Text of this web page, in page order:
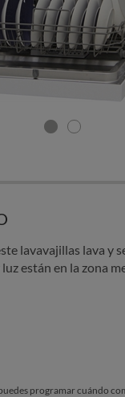
lavavajillas lava y
están en la zona
programar cuándo